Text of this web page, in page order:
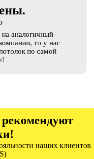
аналогичный
то у нас
по самой
наших клиентов